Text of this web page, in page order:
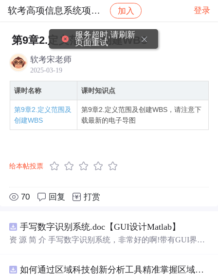
软考高项信息系统项目管课程社区 加入 登录
社区 软考高项信息系统项目管课程社区
第9章2.定义范围及创建WBS
软考宋老师
2025-03-19
课时名称 课时知识点
第9章2.定义范围及
创建WBS
第9章2.定义范围及创建WBS，请注意下
载最新的电子导图
给本帖投票
70 回复 打赏
手写数字识别系统.doc【GUI设计Matlab】
资 源 简 介 手写数字识别系统，非常好的啊!带有GUI界
带有直观的图形用户界面（GUI），非常容易使用。你只
如何通过区域科技创新分析工具精准掌握区域创新要素分布与产业链融合现状？.docx
服务超时,请刷新
页面重试